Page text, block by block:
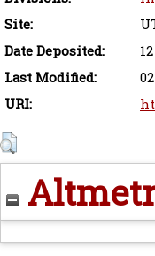
Site:
Date Deposited:
Last Modified:
URI: